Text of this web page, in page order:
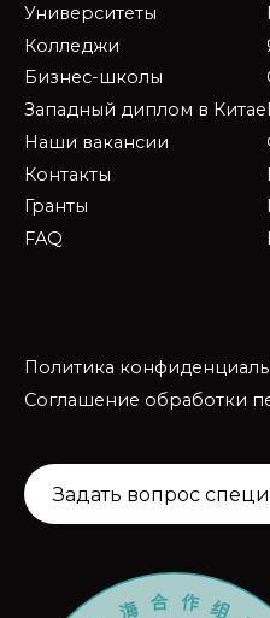
Университеты
Колледжи
Бизнес-школы
Западный диплом в Китае
Наши вакансии
Контакты
Гранты
FAQ
Политика
Соглашение обработки
Задать вопрос